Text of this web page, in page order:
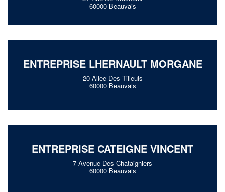
60000 Beauvais
ENTREPRISE LHERNAULT MORGANE
20 Allee Des Tilleuls
60000 Beauvais
ENTREPRISE CATEIGNE VINCENT
7 Avenue Des Chataigniers
60000 Beauvais